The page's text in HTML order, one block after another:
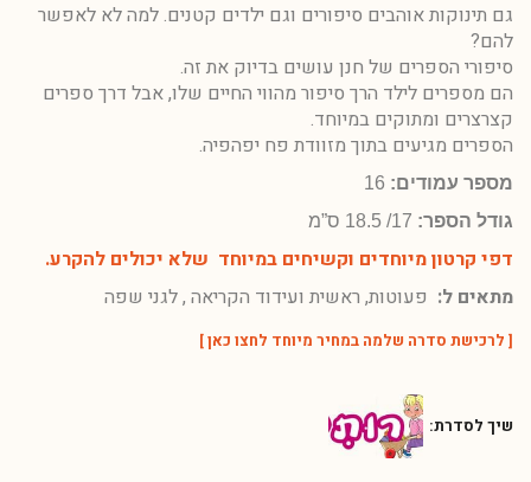
גם תינוקות אוהבים סיפורים וגם ילדים קטנים. למה לא לאפשר
להם?
סיפורי הספרים של חנן עושים בדיוק את זה.
הם מספרים לילד הרך סיפור מהווי החיים שלו, אבל דרך ספרים
קצרצרים ומתוקים במיוחד.
הספרים מגיעים בתוך מזוודת פח יפהפיה.
מספר עמודים:
גודל הספר: 17/ 18.5 ס”מ
דפי קרטון מיוחדים וקשיחים במיוחד שלא יכולים להקרע.
מתאים ל: פעוטות, ראשית ועידוד הקריאה , לגני שפה
[ לרכישת סדרה שלמה במחיר מיוחד לחצו כאן]
שיך לסדרת: